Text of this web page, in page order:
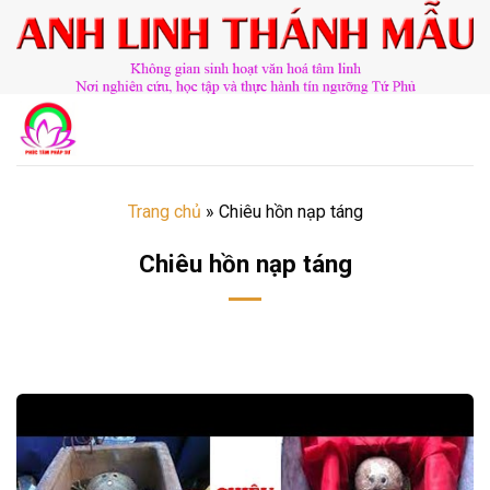
Chuyển
đến
Trang chủ » Chiêu hồn nạp táng
Chiêu hồn nạp táng